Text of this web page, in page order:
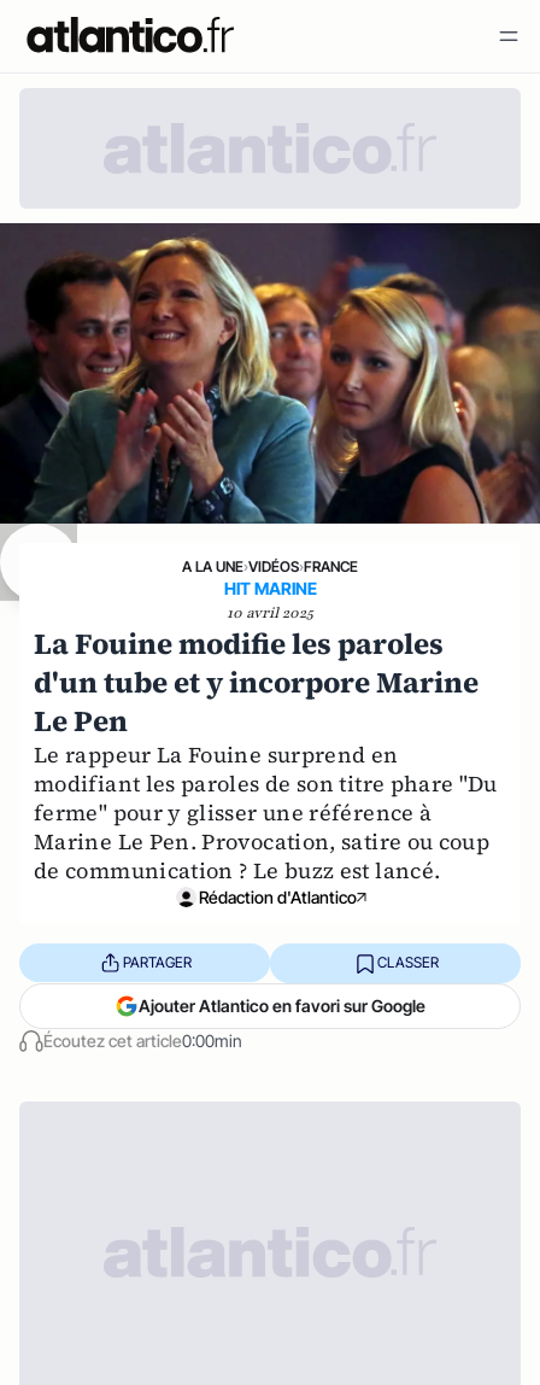
A LA UNE›VIDÉOS›FRANCE
HIT MARINE
10 avril 2025
La Fouine modifie les paroles
d'un tube et y incorpore Marine
Le Pen
Le rappeur La Fouine surprend en
modifiant les paroles de son titre phare "Du
ferme" pour y glisser une référence à
Marine Le Pen. Provocation, satire ou coup
de communication ? Le buzz est lancé.
Rédaction d'Atlantico
Écoutez cet article0:00min
PARTAGER CLASSER
Ajouter Atlantico en favori sur Google